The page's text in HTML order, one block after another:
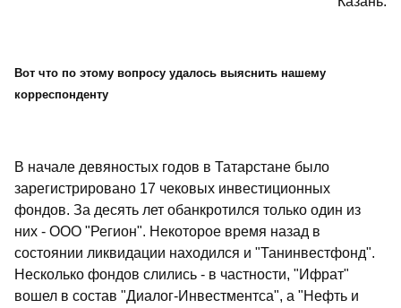
Вот что по этому вопросу удалось выяснить нашему
корреспонденту
В начале девяностых годов в Татарстане было
зарегистрировано 17 чековых инвестиционных
фондов. За десять лет обанкротился только один из
них - ООО "Регион". Некоторое время назад в
состоянии ликвидации находился и "Танинвестфонд".
Несколько фондов слились - в частности, "Ифрат"
вошел в состав "Диалог-Инвестментса", а "Нефть и